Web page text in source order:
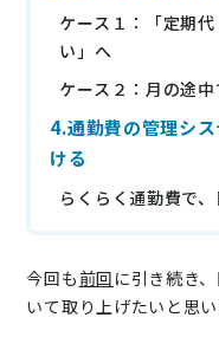
導入効果シミュレ
お問い合わせ
ケース１：「定期
い」へ
ケース２：月の途
4.通勤費の管理シ
ける
らくらく通勤費で
今回も 前回 に引き続き
いて取り上げたいと思い